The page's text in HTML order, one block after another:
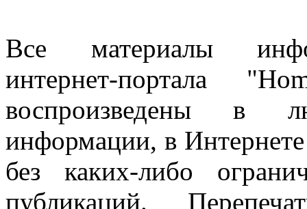
Все материалы
интернет-портала
воспроизведены в
информации, в
без каких-либо
публикаций.